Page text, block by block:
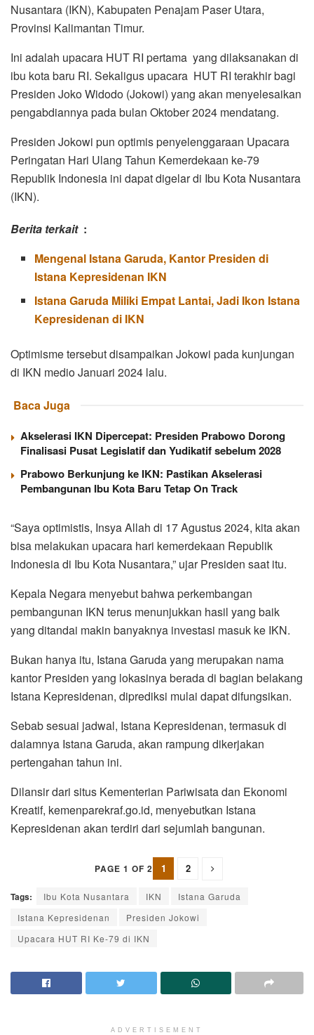
Nusantara (IKN), Kabupaten Penajam Paser Utara,
Provinsi Kalimantan Timur.
Ini adalah upacara HUT RI pertama yang dilaksanakan di
ibu kota baru RI. Sekaligus upacara HUT RI terakhir bagi
Presiden Joko Widodo (Jokowi) yang akan menyelesaikan
pengabdiannya pada bulan Oktober 2024 mendatang.
Presiden Jokowi pun optimis penyelenggaraan Upacara
Peringatan Hari Ulang Tahun Kemerdekaan ke-79
Republik Indonesia ini dapat digelar di Ibu Kota Nusantara
(IKN).
Berita terkait :
Mengenal Istana Garuda, Kantor Presiden di
Istana Kepresidenan IKN
Istana Garuda Miliki Empat Lantai, Jadi Ikon Istana
Kepresidenan di IKN
Optimisme tersebut disampaikan Jokowi pada kunjungan
di IKN medio Januari 2024 lalu.
Baca Juga
Akselerasi IKN Dipercepat: Presiden Prabowo Dorong
Finalisasi Pusat Legislatif dan Yudikatif sebelum 2028
Prabowo Berkunjung ke IKN: Pastikan Akselerasi
Pembangunan Ibu Kota Baru Tetap On Track
“Saya optimistis, Insya Allah di 17 Agustus 2024, kita akan
bisa melakukan upacara hari kemerdekaan Republik
Indonesia di Ibu Kota Nusantara,” ujar Presiden saat itu.
Kepala Negara menyebut bahwa perkembangan
pembangunan IKN terus menunjukkan hasil yang baik
yang ditandai makin banyaknya investasi masuk ke IKN.
Bukan hanya itu, Istana Garuda yang merupakan nama
kantor Presiden yang lokasinya berada di bagian belakang
Istana Kepresidenan, diprediksi mulai dapat difungsikan.
Sebab sesuai jadwal, Istana Kepresidenan, termasuk di
dalamnya Istana Garuda, akan rampung dikerjakan
pertengahan tahun ini.
Dilansir dari situs Kementerian Pariwisata dan Ekonomi
Kreatif, kemenparekraf.go.id, menyebutkan Istana
Kepresidenan akan terdiri dari sejumlah bangunan.
PAGE 1 OF 2 1 2
Tags: Ibu Kota Nusantara IKN
Istana Garuda
Istana Kepresidenan
Presiden Jokowi
Upacara HUT RI Ke-79 di IKN
ADVERTISEMENT